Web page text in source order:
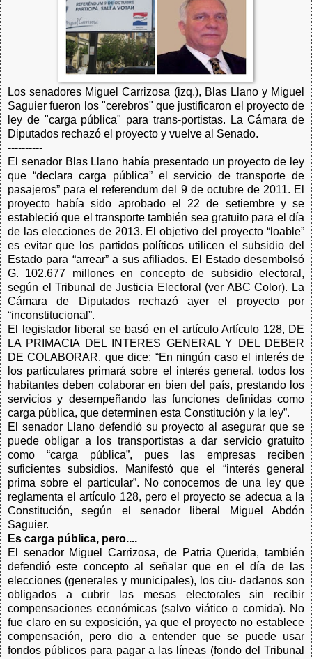
Los senadores Miguel Carrizosa (izq.), Blas Llano y Miguel
Saguier fueron los "cerebros" que justificaron el proyecto de
ley de "carga pública" para trans-portistas. La Cámara de
Diputados rechazó el proyecto y vuelve al Senado.
----------
El senador Blas Llano había presentado un proyecto de ley
que “declara carga pública” el servicio de transporte de
pasajeros” para el referendum del 9 de octubre de 2011. El
proyecto había sido aprobado el 22 de setiembre y se
estableció que el transporte también sea gratuito para el día
de las elecciones de 2013. El objetivo del proyecto “loable”
es evitar que los partidos políticos utilicen el subsidio del
Estado para “arrear” a sus afiliados. El Estado desembolsó
G. 102.677 millones en concepto de subsidio electoral,
según el Tribunal de Justicia Electoral (ver ABC Color). La
Cámara de Diputados rechazó ayer el proyecto por
“inconstitucional”.
El legislador liberal se basó en el artículo Artículo 128, DE
LA PRIMACIA DEL INTERES GENERAL Y DEL DEBER
DE COLABORAR, que dice: “En ningún caso el interés de
los particulares primará sobre el interés general. todos los
habitantes deben colaborar en bien del país, prestando los
servicios y desempeñando las funciones definidas como
carga pública, que determinen esta Constitución y la ley”.
El senador Llano defendió su proyecto al asegurar que se
puede obligar a los transportistas a dar servicio gratuito
como “carga pública”, pues las empresas reciben
suficientes subsidios. Manifestó que el “interés general
prima sobre el particular”. No conocemos de una ley que
reglamenta el artículo 128, pero el proyecto se adecua a la
Constitución, según el senador liberal Miguel Abdón
Saguier.
Es carga pública, pero....
El senador Miguel Carrizosa, de Patria Querida, también
defendió este concepto al señalar que en el día de las
elecciones (generales y municipales), los ciu- dadanos son
obligados a cubrir las mesas electorales sin recibir
compensaciones económicas (salvo viático o comida). No
fue claro en su exposición, ya que el proyecto no establece
compensación, pero dio a entender que se puede usar
fondos públicos para pagar a las líneas (fondo del Tribunal